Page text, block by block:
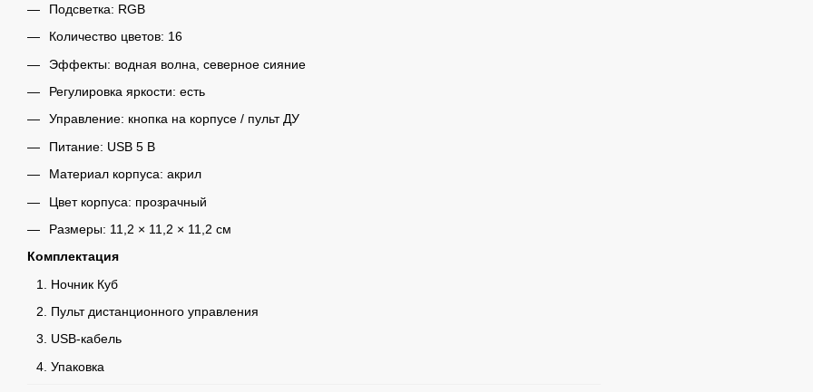
Подсветка: RGB
Количество цветов: 16
Эффекты: водная волна, северное сияние
Регулировка яркости: есть
Управление: кнопка на корпусе / пульт ДУ
Питание: USB 5 В
Материал корпуса: акрил
Цвет корпуса: прозрачный
Размеры: 11,2 × 11,2 × 11,2 см
Комплектация
Ночник Куб
Пульт дистанционного управления
USB-кабель
Упаковка